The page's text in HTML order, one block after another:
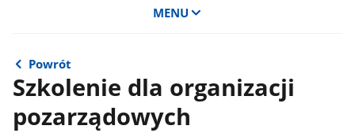
MENU
Powrót
Szkolenie dla organizacji
pozarządowych